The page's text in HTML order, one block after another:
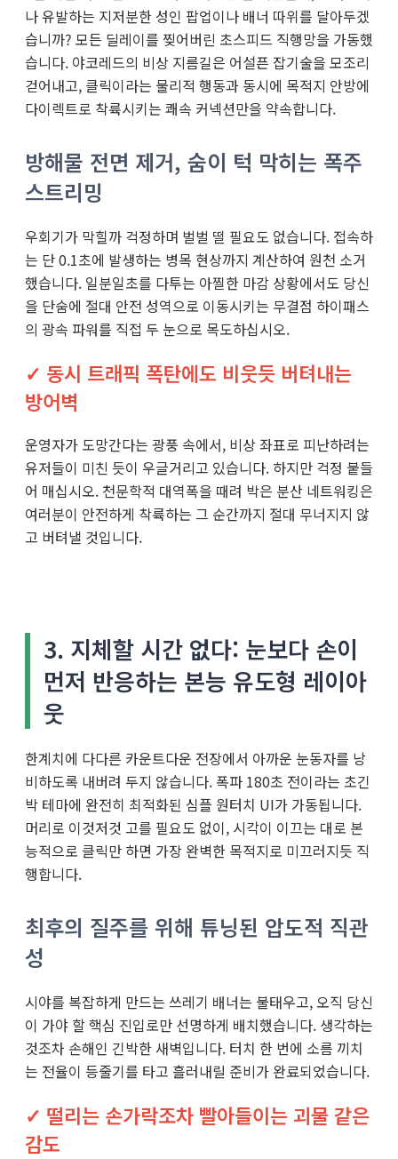
나 유발하는 지저분한 성인 팝업이나 배너 따위를 달아두겠
습니까? 모든 딜레이를 찢어버린 초스피드 직행망을 가동했
습니다. 야코레드의 비상 지름길은 어설픈 잡기술을 모조리
걷어내고, 클릭이라는 물리적 행동과 동시에 목적지 안방에
다이렉트로 착륙시키는 쾌속 커넥션만을 약속합니다.
방해물 전면 제거, 숨이 턱 막히는 폭주
스트리밍
우회기가 막힐까 걱정하며 벌벌 떨 필요도 없습니다. 접속하
는 단 0.1초에 발생하는 병목 현상까지 계산하여 원천 소거
했습니다. 일분일초를 다투는 아찔한 마감 상황에서도 당신
을 단숨에 절대 안전 성역으로 이동시키는 무결점 하이패스
의 광속 파워를 직접 두 눈으로 목도하십시오.
✓ 동시 트래픽 폭탄에도 비웃듯 버텨내는
방어벽
운영자가 도망간다는 광풍 속에서, 비상 좌표로 피난하려는
유저들이 미친 듯이 우글거리고 있습니다. 하지만 걱정 붙들
어 매십시오. 천문학적 대역폭을 때려 박은 분산 네트워킹은
여러분이 안전하게 착륙하는 그 순간까지 절대 무너지지 않
고 버텨낼 것입니다.
3. 지체할 시간 없다: 눈보다 손이
먼저 반응하는 본능 유도형 레이아
웃
한계치에 다다른 카운트다운 전장에서 아까운 눈동자를 낭
비하도록 내버려 두지 않습니다. 폭파 180초 전이라는 초긴
박 테마에 완전히 최적화된 심플 원터치 UI가 가동됩니다.
머리로 이것저것 고를 필요도 없이, 시각이 이끄는 대로 본
능적으로 클릭만 하면 가장 완벽한 목적지로 미끄러지듯 직
행합니다.
최후의 질주를 위해 튜닝된 압도적 직관
성
시야를 복잡하게 만드는 쓰레기 배너는 불태우고, 오직 당신
이 가야 할 핵심 진입로만 선명하게 배치했습니다. 생각하는
것조차 손해인 긴박한 새벽입니다. 터치 한 번에 소름 끼치
는 전율이 등줄기를 타고 흘러내릴 준비가 완료되었습니다.
✓ 떨리는 손가락조차 빨아들이는 괴물 같은
감도